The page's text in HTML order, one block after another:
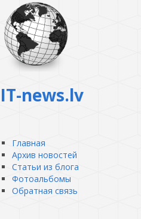
IT-news.lv
Главная
Архив новостей
Статьи из блога
Фотоальбомы
Обратная связь